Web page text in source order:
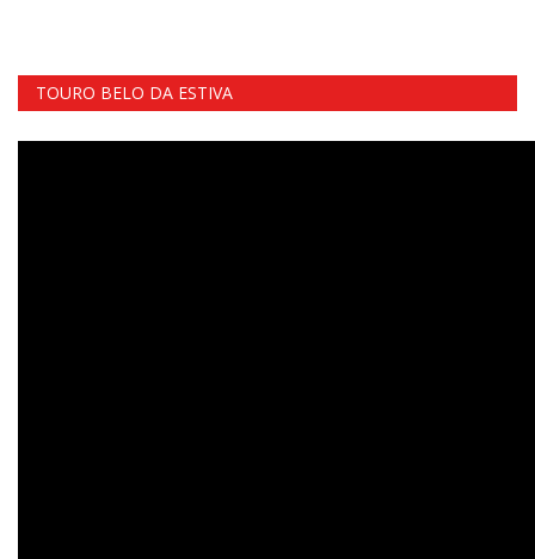
TOURO BELO DA ESTIVA